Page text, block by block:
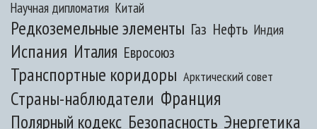
Научная дипломатия Китай
Редкоземельные элементы Газ Нефть Индия
Испания Италия Евросоюз
Транспортные коридоры Арктический совет
Страны-наблюдатели Франция
Полярный кодекс Безопасность Энергетика